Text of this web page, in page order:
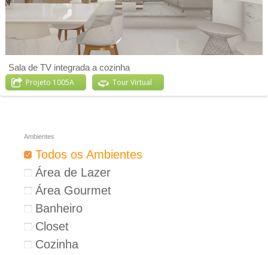
Sala de TV integrada a cozinha
Projeto 1005A
Tour Virtual
Ambientes
Todos os Ambientes
Área de Lazer
Área Gourmet
Banheiro
Closet
Cozinha